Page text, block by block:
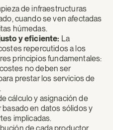
de infraestructuras
cuando se ven afectadas
húmedas.
y eficiente: La
repercutidos a los
principios fundamentales:
no deben ser
prestar los servicios de
cálculo y asignación de
en datos sólidos y
implicadas.